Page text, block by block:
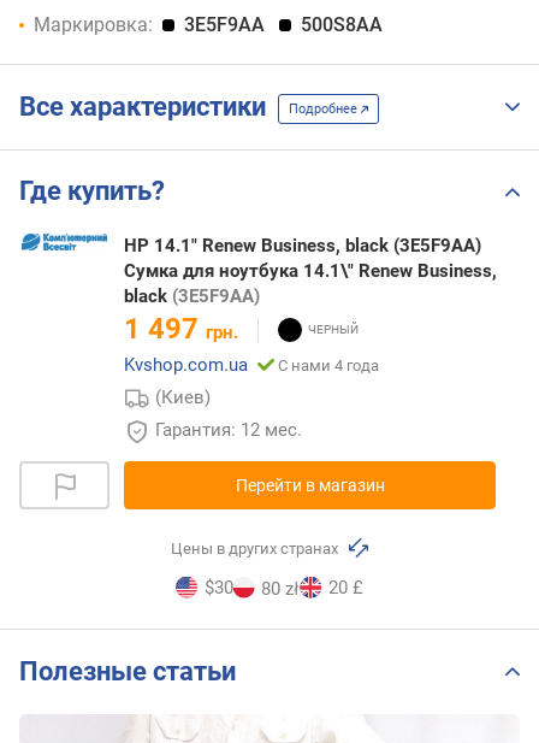
Маркировка:
3E5F9AA 500S8AA
Все характеристики Подробнее
Где купить?
HP 14.1" Renew Business, black (3E5F9AA)
Сумка для ноутбука 14.1\" Renew Business,
black (3E5F9AA)
1 497 грн.
Kvshop.com.ua
С нами 4 года
(Киев)
Гарантия: 12 мес.
Перейти в магазин
Цены в других странах
$30 80 zł 20 £
Полезные статьи